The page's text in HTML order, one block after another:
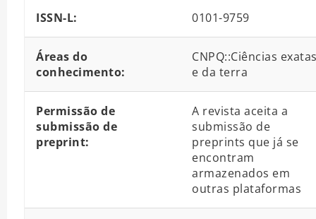
ISSN-L: 0101-9759
Áreas do
conhecimento:
CNPQ::Ciências
e da terra
Permissão de
submissão de
preprint:
A revista aceita a
submissão de
preprints que já se
encontram
armazenados em
outras plataformas